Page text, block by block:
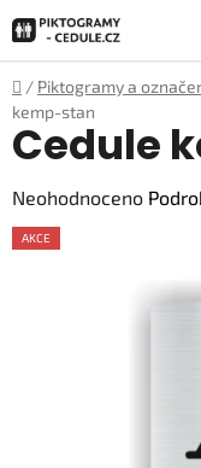
na
obsah
Domů
/ Piktogramy a
kemp-stan
Cedule
Průměrné
hodnocení
Neohodnoceno
AKCE